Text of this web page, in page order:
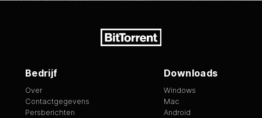
Bedrijf
Over
Contactgegevens
Persberichten
Downloads
Windows
Mac
Android